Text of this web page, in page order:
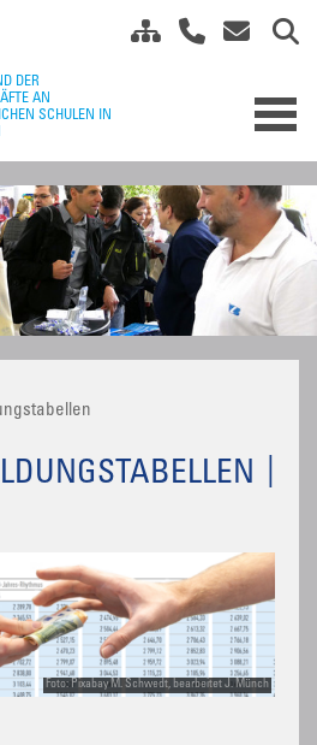
Foto: Pixabay M. Schwedt, bearbeitet J. Münch